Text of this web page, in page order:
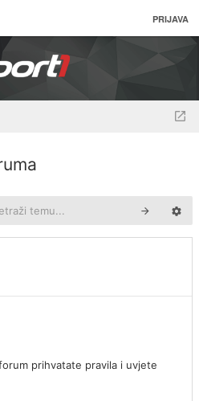
PRIJAVA
prihvatate pravila i uvjete